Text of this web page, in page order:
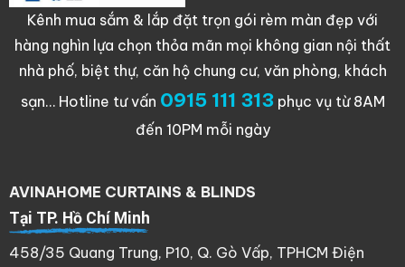
Kênh mua sắm & lắp đặt trọn gói rèm màn đẹp với
hàng nghìn lựa chọn thỏa mãn mọi không gian nội thất
nhà phố, biệt thự, căn hộ chung cư, văn phòng, khách
sạn… Hotline tư vấn 0915 111 313phục vụ từ 8AM
đến 10PM mỗi ngày
AVINAHOME CURTAINS & BLINDS
Tại TP. Hồ Chí Minh
458/35 Quang Trung, P10, Q. Gò Vấp, TPHCM Điện